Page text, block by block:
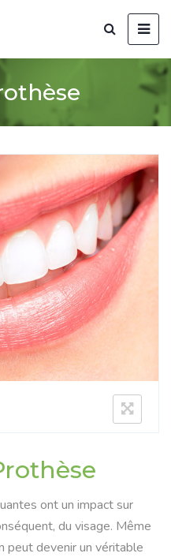
ont un impact sur
du visage. Même
peut devenir un véritable